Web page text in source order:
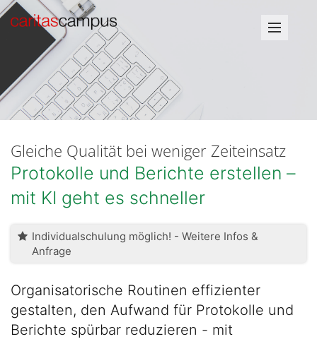
Gleiche Qualität bei weniger Zeiteinsatz
Protokolle und Berichte erstellen –
mit KI geht es schneller
Individualschulung möglich! - Weitere Infos &
Anfrage
Organisatorische Routinen effizienter
gestalten, den Aufwand für Protokolle und
Berichte spürbar reduzieren - mit